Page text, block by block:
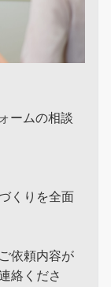
ームの相談
くりを全面
依頼内容が
絡くださ